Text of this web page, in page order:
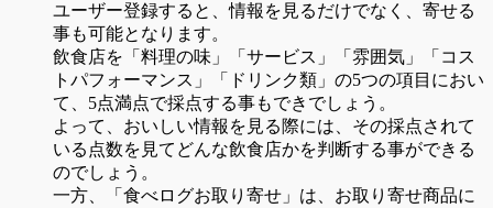
ユーザー登録すると、情報を見るだけでなく、寄せる
事も可能となります。
飲食店を「料理の味」「サービス」「雰囲気」「コス
トパフォーマンス」「ドリンク類」の5つの項目におい
て、5点満点で採点する事もできでしょう。
よって、おいしい情報を見る際には、その採点されて
いる点数を見てどんな飲食店かを判断する事ができる
のでしょう。
一方、「食べログお取り寄せ」は、お取り寄せ商品に